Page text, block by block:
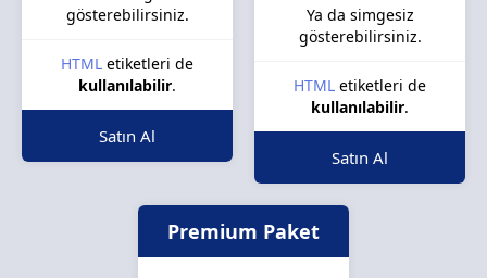
gösterebilirsiniz.
HTML etiketleri de
kullanılabilir.
Satın Al
Ya da simgesiz
gösterebilirsiniz.
HTML etiketleri de
kullanılabilir.
Satın Al
Premium Paket